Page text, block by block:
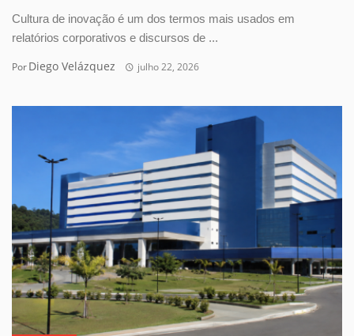
Cultura de inovação é um dos termos mais usados em
relatórios corporativos e discursos de ...
PorDiego Velázquez julho 22, 2026